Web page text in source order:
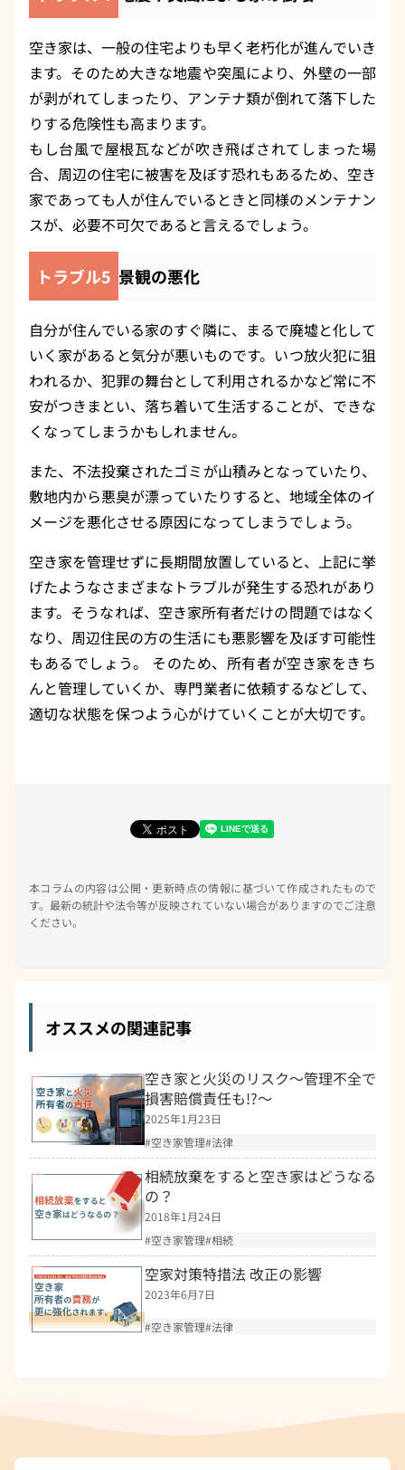
空き家は、一般の住宅よりも早く老朽化が進んでいき
ます。そのため大きな地震や突風により、外壁の一部
が剥がれてしまったり、アンテナ類が倒れて落下した
りする危険性も高まります。
もし台風で屋根瓦などが吹き飛ばされてしまった場
合、周辺の住宅に被害を及ぼす恐れもあるため、空き
家であっても人が住んでいるときと同様のメンテナン
スが、必要不可欠であると言えるでしょう。
トラブル5 景観の悪化
自分が住んでいる家のすぐ隣に、まるで廃墟と化して
いく家があると気分が悪いものです。いつ放火犯に狙
われるか、犯罪の舞台として利用されるかなど常に不
安がつきまとい、落ち着いて生活することが、できな
くなってしまうかもしれません。
また、不法投棄されたゴミが山積みとなっていたり、
敷地内から悪臭が漂っていたりすると、地域全体のイ
メージを悪化させる原因になってしまうでしょう。
空き家を管理せずに長期間放置していると、上記に挙
げたようなさまざまなトラブルが発生する恐れがあり
ます。そうなれば、空き家所有者だけの問題ではなく
なり、周辺住民の方の生活にも悪影響を及ぼす可能性
もあるでしょう。 そのため、所有者が空き家をきち
んと管理していくか、専門業者に依頼するなどして、
適切な状態を保つよう心がけていくことが大切です。
本コラムの内容は公開・更新時点の情報に基づいて作成されたもので
す。最新の統計や法令等が反映されていない場合がありますのでご注意
ください。
オススメの関連記事
空き家と火災のリスク～管理不全で
損害賠償責任も!?～
2025年1月23日
空き家管理 法律
相続放棄をすると空き家はどうなる
の？
2018年1月24日
空き家管理 相続
空家対策特措法 改正の影響
2023年6月7日
空き家管理 法律